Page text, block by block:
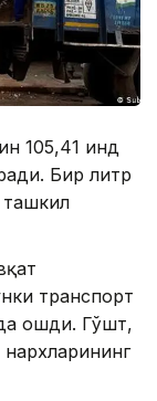
105,41 ҳинд
Бир литр
ташкил
транспорт
ошди. Гўшт,